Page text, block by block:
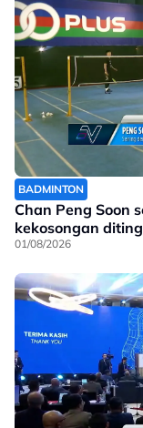
BADMINTON
Chan Peng Soon
kekosongan
01/08/2026